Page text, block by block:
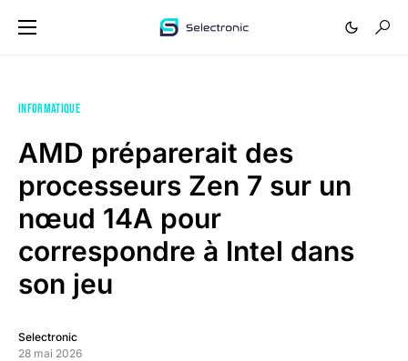
INFORMATIQUE
AMD préparerait des
processeurs Zen 7 sur un
nœud 14A pour
correspondre à Intel dans
son jeu
Selectronic
28 mai 2026